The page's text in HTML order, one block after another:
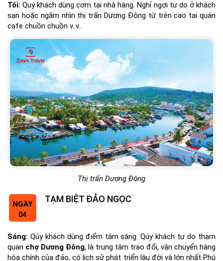
Tối: Quý khách dùng cơm tại nhà hàng. Nghỉ ngơi tư do ở khách
sạn hoặc ngắm nhìn thị trấn Dương Đông từ trên cao tại quán
cafe chuồn chuồn v..v..
Thị trấn Dương Đông
NGÀY
04
TẠM BIỆT ĐẢO NGỌC
Sáng: Qúy khách dùng điểm tâm sáng. Qúy khách tự do tham
quan chợ Dương Đông, là trung tâm trao đổi, vận chuyển hàng
hóa chính của đảo, có lịch sử phát triển lâu đời và lớn nhất Phú